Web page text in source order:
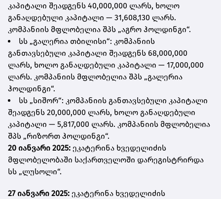
კაპიტალი შეადგენს 40,000,000 ლარს, ხოლო
განაღდებული კაპიტალი — 31,608,130 ლარს.
კომპანიის მფლობელია შპს „აგრო ჰოლდინგი“.
სს „გალერია თბილისი“: კომპანიის
განთავსებული კაპიტალი შეადგენს 68,000,000
ლარს, ხოლო განაღდებული კაპიტალი — 17,000,000
ლარს. კომპანიის მფლობელია შპს „გალერია
ჰოლდინგი“.
სს „სიშორ“: კომპანიის განთავსებული კაპიტალი
შეადგენს 20,000,000 ლარს, ხოლო განაღდებული
კაპიტალი — 5,817,000 ლარს. კომპანიის მფლობელია
შპს „რიზორთ ჰოლდინგი“.
20 იანვარი 2025: ეკატერინა ხვედელიძის
მფლობელობაში საქართველოში დარეგისტრირდა
სს „ლუსოლი“.
27 იანვარი 2025: ეკატერინა ხვედელიძის